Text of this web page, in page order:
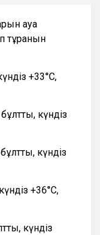
ауа
+33°С,
күндіз
күндіз
+36°С,
күндіз